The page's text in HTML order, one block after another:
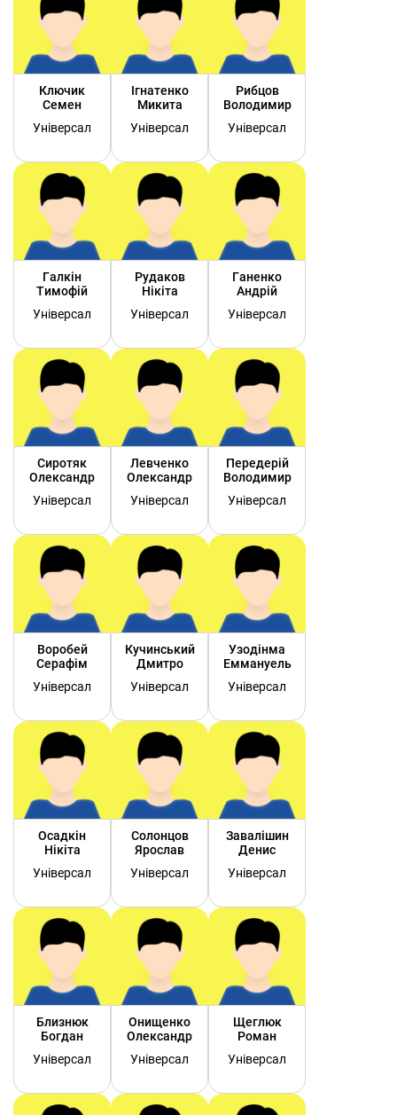
Ключик
Семен
Універсал
Ігнатенко
Микита
Універсал
Рибцов
Володимир
Універсал
Галкін
Тимофій
Універсал
Рудаков
Нікіта
Універсал
Ганенко
Андрій
Універсал
Сиротяк
Олександр
Універсал
Левченко
Олександр
Універсал
Передерій
Володимир
Універсал
Воробей
Серафім
Універсал
Кучинський
Дмитро
Універсал
Узодінма
Еммануель
Універсал
Осадкін
Нікіта
Універсал
Солонцов
Ярослав
Універсал
Завалішин
Денис
Універсал
Близнюк
Богдан
Універсал
Онищенко
Олександр
Універсал
Щеглюк
Роман
Універсал